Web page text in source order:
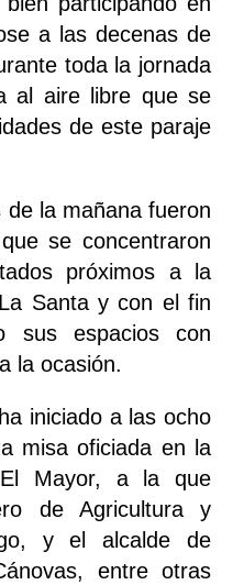
a las decenas de
toda la jornada
al aire libre que se
de este paraje
la mañana fueron
se concentraron
próximos a la
Santa y con el fin
sus espacios con
la ocasión.
iniciado a las ocho
misa oficiada en la
Mayor, a la que
de Agricultura y
y el alcalde de
entre otras